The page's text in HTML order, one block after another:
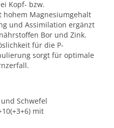
Kopf- bzw.
hohem Magnesiumgehalt
und Assimilation ergänzt
Bor und Zink.
für die P-
sorgt für optimale
Schwefel
mit